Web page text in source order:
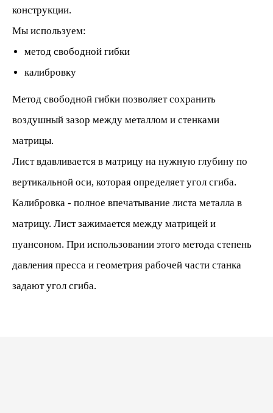
конструкции.
Мы используем:
метод свободной гибки
калибровку
Метод свободной гибки позволяет сохранить
воздушный зазор между металлом и стенками
матрицы.
Лист вдавливается в матрицу на нужную глубину по
вертикальной оси, которая определяет угол сгиба.
Калибровка - полное впечатывание листа металла в
матрицу. Лист зажимается между матрицей и
пуансоном. При использовании этого метода степень
давления пресса и геометрия рабочей части станка
задают угол сгиба.